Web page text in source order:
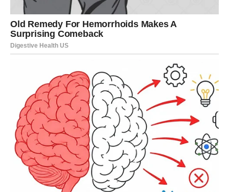
rezultate.
DJEVICA
Djevice su dugo pokušavale održati mir čak i onda kada
su bile emotivno iscrpljene. Karma vam sada donosi
olakšanje i ljude koji vas više neće uzimati zdravo za
gotovo.
Ljubavni život postaje mnogo iskreniji.
Vrijeme da mislite na sebe